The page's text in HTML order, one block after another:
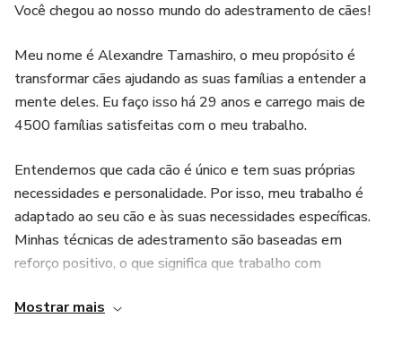
Além de abordar os problemas específicos relacionados a
receber visitas em casa, o ebook também fornece
informações valiosas sobre treinamento, socialização,
reforço positivo e outras técnicas importantes para criar um
cão bem-comportado.
4. Transforme seu cão em extraordinário: A principal
vantagem do ebook é a possibilidade de transformar seu
cão em um animal extraordinário. Com as técnicas e
conhecimentos apresentados, você poderá superar os
cão e desfrutar de uma convivência harmoniosa com seu
Você chegou ao nosso mundo do adestramento de cães!
Meu nome é Alexandre Tamashiro, o meu propósito é
transformar cães ajudando as suas famílias a entender a
mente deles. Eu faço isso há 29 anos e carrego mais de
4500 famílias satisfeitas com o meu trabalho.
Entendemos que cada cão é único e tem suas próprias
necessidades e personalidade. Por isso, meu trabalho é
adaptado ao seu cão e às suas necessidades específicas.
Minhas técnicas de adestramento são baseadas em
reforço positivo, o que significa que trabalho com
de forma gentil e eficaz.
Mostrar mais